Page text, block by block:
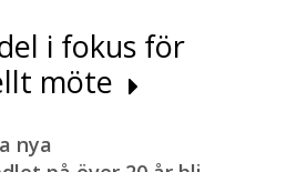
i fokus för
möte
nya